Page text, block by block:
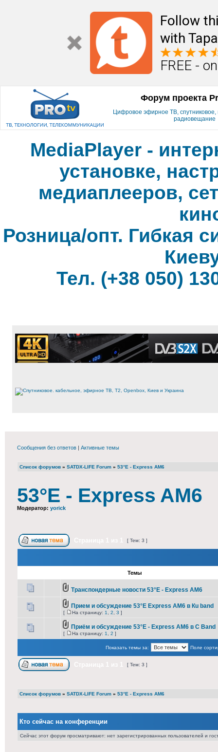
Follow
with
FREE -
Форум проекта
Цифровое эфирное ТВ, спутниковое,
радиовещание
MediaPlayer -
установке,
медиаплееров,
Розница/опт. Гибкая
Тел. (+38 050)
Сообщения без ответов | Активные темы
Список форумов » SATDX-LIFE Forum » 53°E - Express AM6
53°E - Express AM6
Модератор: yorick
[ Тем: 3 ]
Темы
Транспондерные новости 53°E - Express AM6
Прием и обсуждение 53°Е Express AM6 в Кu band
[ На страницу: 1 2 3 ]
Приём и обсуждение 53°E - Express AM6 в С Band
[ На страницу: 1 2 ]
Показать темы за: Поле
[ Тем: 3 ]
Список форумов » SATDX-LIFE Forum » 53°E - Express AM6
Кто сейчас на конференции
Сейчас этот форум просматривают: нет зарегистрированных пользователей и